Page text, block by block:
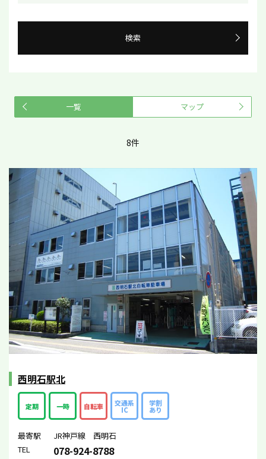
検索
一覧 マップ
8件
西明石駅北
定期 一時 自転車 交通系
IC
学割
あり
最寄駅
JR神戸線 西明石
TEL
078-924-8788